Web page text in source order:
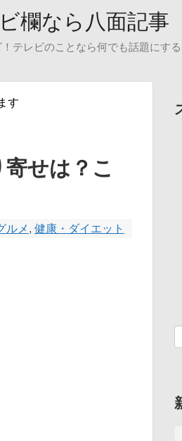
欄なら八面記事
テレビのことなら何でも話題にす
す
せは？こ
ルメ , 健康・ダイエット